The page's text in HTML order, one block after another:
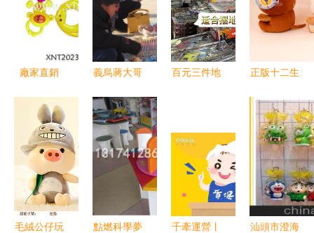
廠家直銷
價格與選購
指南——中
外玩具商城
一站式銷售
平臺
義烏蔣大哥
路 一年擺
攤狂賺190
萬的秘訣
百元三件地
氣的小生意
經
正版十二生
仔套裝 萌
趣生肖，超
值收藏
毛絨公仔玩
點燃科學夢
千牽運營丨
汕頭市澄海